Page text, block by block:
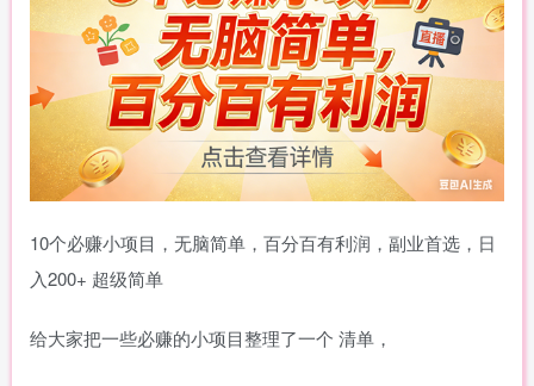
10个必赚小项目，无脑简单，百分百有利润，副业首选，日
入200+ 超级简单
给大家把一些必赚的小项目整理了一个 清单，